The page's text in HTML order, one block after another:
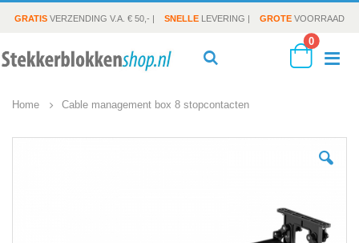
GRATIS VERZENDING V.A. € 50,- | SNELLE LEVERING | GROTE VOORRAAD
Cart
0
Home Cable management box 8 stopcontacten